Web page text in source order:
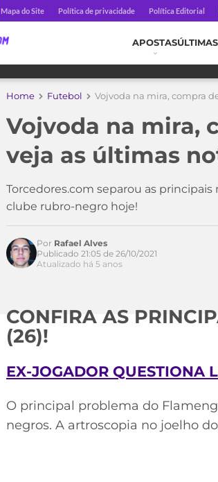
Mapa do Site Política de privacidade Política Editorial
APOSTASÚLTIMAS
Home Futebol Vojvoda na mira, compra
Vojvoda na mira,
veja as últimas
Torcedores.com separou as
clube rubro-negro hoje!
Por Rafael Alves
Publicado 21:05 de 26/10/2021
Atualizado há 5 anos
CONFIRA AS
(26)!
EX-JOGADOR QUESTIONA
O principal problema do
negros. A artroscopia no joelho